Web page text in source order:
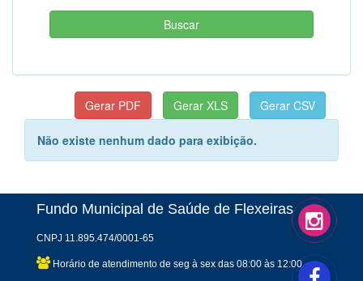
Não existe nenhum dado para exibição.
Fundo Municipal de Saúde de Flexeiras
CNPJ 11.895.474/0001-65
Horário de atendimento de seg à sex das 08:00 às 12:00